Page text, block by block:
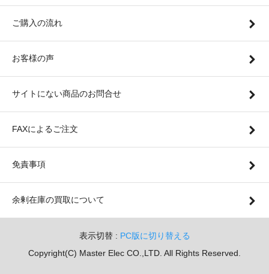
ご購入の流れ
お客様の声
サイトにない商品のお問合せ
FAXによるご注文
免責事項
余剰在庫の買取について
表示切替 : PC版に切り替える
Copyright(C) Master Elec CO.,LTD. All Rights Reserved.